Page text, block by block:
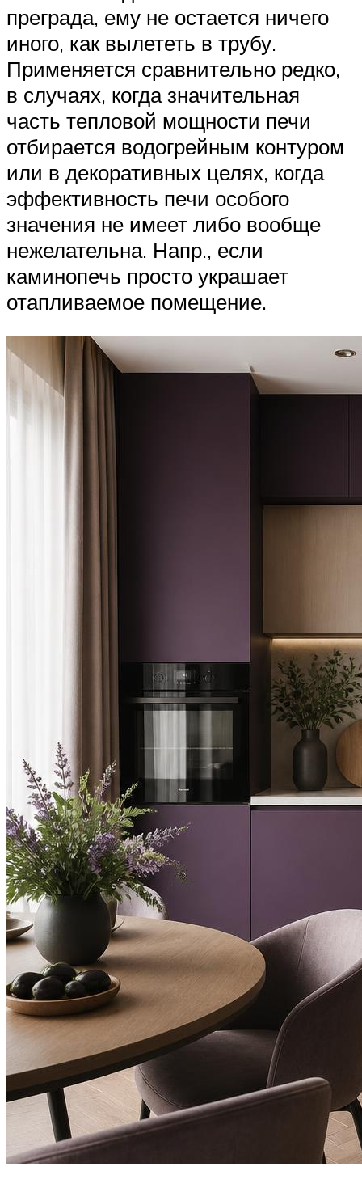
преграда, ему не остается ничего
иного, как вылететь в трубу.
Применяется сравнительно редко,
в случаях, когда значительная
часть тепловой мощности печи
отбирается водогрейным контуром
или в декоративных целях, когда
эффективность печи особого
значения не имеет либо вообще
нежелательна. Напр., если
каминопечь просто украшает
отапливаемое помещение.